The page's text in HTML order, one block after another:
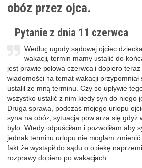
obóz przez ojca.
Pytanie z dnia 11 czerwca
Według ugody sądowej ojciec
wakacji, termin mamy ustalić do
jest prawie połowa czerwca i dopiero
wiadomości na temat wakacji przypomniał
ustalił ze mną terminu. Czy po upływie
wszystko ustalić z nim kiedy syn do niego
Druga sprawa, podczas mojego urlopu
syna na obóz, sytuacja powtarza się gdyż
było. Wtedy odpuściłam i pozwoliłam aby
jednak terminu urlopu nie mogłam
fakt że wystąpił do sądu o opiekę
rozprawy dopiero po wakacjach